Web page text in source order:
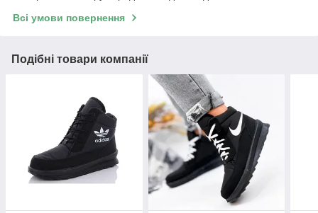
Всі умови повернення
Подібні товари компанії